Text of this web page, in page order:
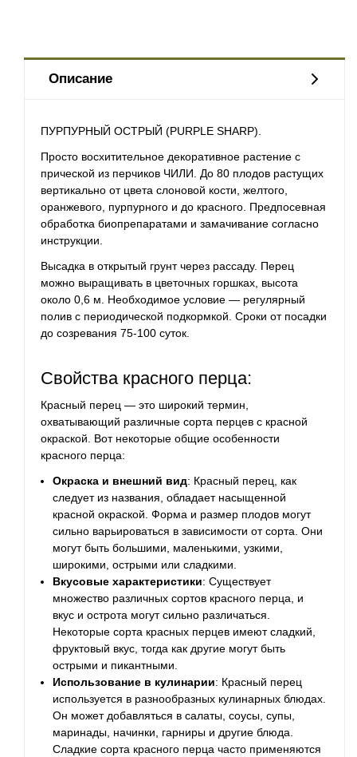
Описание
ПУРПУРНЫЙ ОСТРЫЙ (PURPLE SHARP).
Просто восхитительное декоративное растение с
прической из перчиков ЧИЛИ . До 80 плодов растущих
вертикально от цвета слоновой кости, желтого,
оранжевого, пурпурного и до красного. Предпосевная
обработка биопрепаратами и замачивание согласно
инструкции.
Высадка в открытый грунт через рассаду. Перец
можно выращивать в цветочных горшках, высота
около 0,6 м. Необходимое условие — регулярный
полив с периодической подкормкой. Сроки от посадки
до созревания 75-100 суток.
Свойства красного перца:
Красный перец — это широкий термин,
охватывающий различные сорта перцев с красной
окраской. Вот некоторые общие особенности
красного перца:
Окраска и внешний вид: Красный перец, как
следует из названия, обладает насыщенной
красной окраской. Форма и размер плодов могут
сильно варьироваться в зависимости от сорта. Они
могут быть большими, маленькими, узкими,
широкими, острыми или сладкими.
Вкусовые характеристики: Существует
множество различных сортов красного перца, и
вкус и острота могут сильно различаться.
Некоторые сорта красных перцев имеют сладкий,
фруктовый вкус, тогда как другие могут быть
острыми и пикантными.
Использование в кулинарии: Красный перец
используется в разнообразных кулинарных блюдах.
Он может добавляться в салаты, соусы, супы,
маринады, начинки, гарниры и другие блюда.
Сладкие сорта красного перца часто применяются